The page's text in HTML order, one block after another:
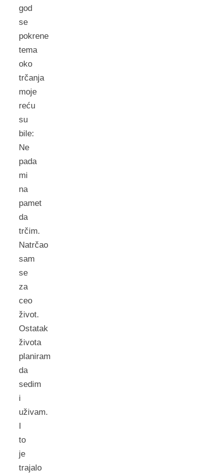
god
se
pokrene
tema
oko
trčanja
moje
reću
su
bile:
Ne
pada
mi
na
pamet
da
trčim.
Natrčao
sam
se
za
ceo
život.
Ostatak
života
planiram
da
sedim
i
uživam.
to
je
trajalo